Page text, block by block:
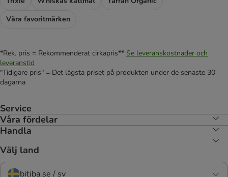
Våra favoritmärken
*Rek. pris = Rekommenderat cirkapris** Se leveranskostnader och
leveranstid
"Tidigare pris" = Det lägsta priset på produkten under de senaste 30
dagarna
Service
Våra fördelar
Handla
Välj land
bitiba.se / sv